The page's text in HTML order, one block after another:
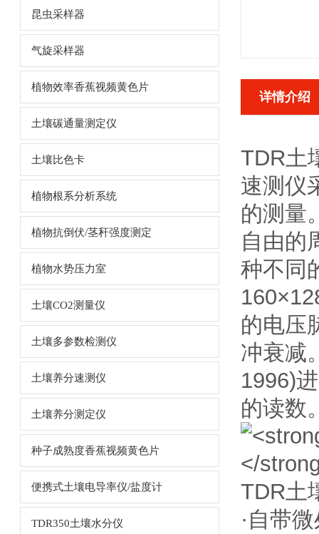
昆虫采样器
气旋采样器
植物效率香蕉视频黄色片
土壤碳通量测定仪
土壤比色卡
植物根系分析系统
植物抗倒伏/茎秆强度测定
植物水势压力室
土壤CO2测量仪
土壤多参数检测仪
土壤养分速测仪
土壤养分测定仪
种子成熟度香蕉视频黄色片
便携式土壤电导率仪/盐度计
TDR350土壤水分仪
详情介绍
TDR土
速测仪
的测量
自由的
种不同
的电压
冲衰减
1996)
的读数
TDR土
·自带微